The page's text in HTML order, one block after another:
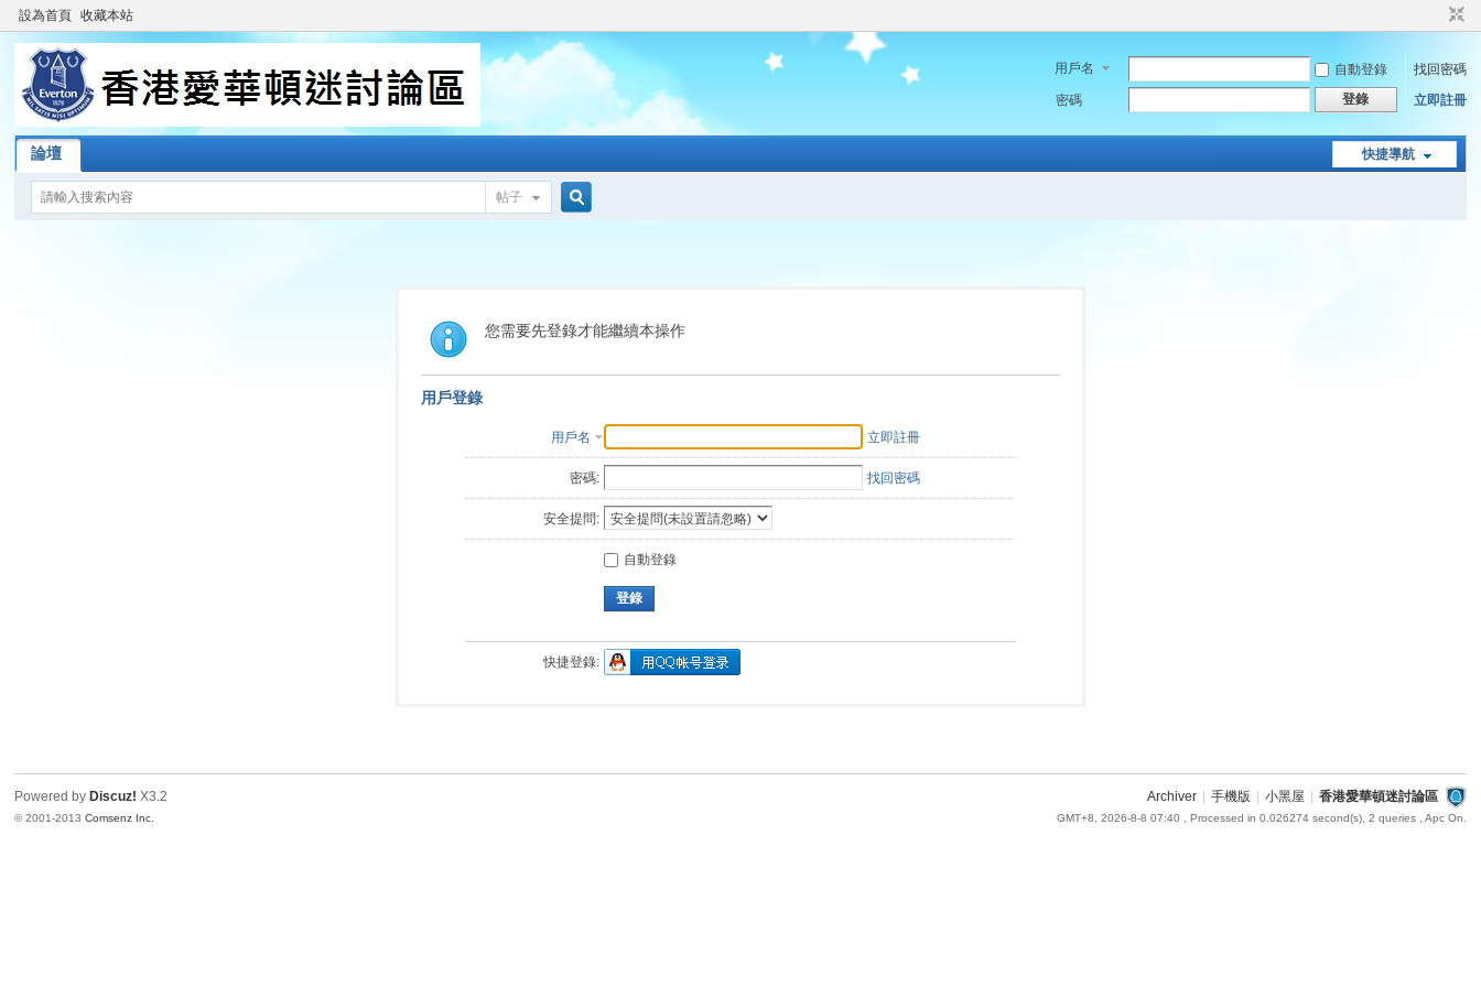
設為首頁 收藏本站
用戶名 自動登錄
找回密碼
密碼
登錄 立即註冊
快捷導航
論壇
帖子
索
您需要先登錄才能繼續本操作
用戶登錄
用戶名 立即註冊
密碼: 找回密碼
安全提問:
自動登錄
登錄
快捷登錄:
Archiver 手機版 小黑屋 香港愛華頓迷討論區
GMT+8, 2026-8-8 07:40 , Processed in 0.026274 second(s), 2 queries , Apc On.
Powered by Discuz! X3.2
© 2001-2013Comsenz Inc.